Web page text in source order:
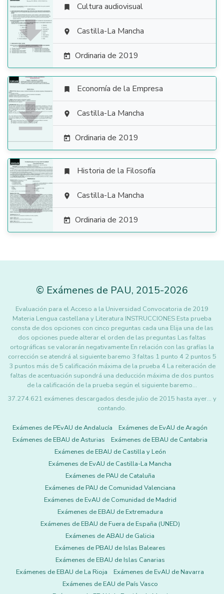

 Cultura audiovisual
 Castilla-La Mancha
 Ordinaria de 2019

 Economía de la Empresa
 Castilla-La Mancha
 Ordinaria de 2019

 Historia de la Filosofía
 Castilla-La Mancha
 Ordinaria de 2019
© Exámenes de PAU, 2015-2026
Evaluación para el Acceso a la Universidad Convocatoria de 2019
Materia Lengua castellana y Literatura INSTRUCCIONES Esta prueba
consta de dos opciones con cinco preguntas cada una Elija una de las
dos opciones puede alterar el orden de las preguntas Las faltas
ortográficas se valorarán negativamente En relación con las grafías la
corrección se atendrá al siguiente baremo 3 faltas 1 punto 4 2 puntos 5
3 puntos más de 5 calificación máxima de la prueba 4 La reiteración de
faltas de acentuación supondrá una deducción máxima de dos puntos
de la calificación de la prueba según el siguiente baremo…
37.274.621 exámenes descargados desde julio de 2015 hasta ayer... y
contando.
Exámenes de PEvAU de Andalucía
Exámenes de EvAU de Aragón
Exámenes de EBAU de Asturias
Exámenes de EBAU de Cantabria
Exámenes de EBAU de Castilla y León
Exámenes de EvAU de Castilla-La Mancha
Exámenes de PAU de Cataluña
Exámenes de PAU de Comunidad Valenciana
Exámenes de EvAU de Comunidad de Madrid
Exámenes de EBAU de Extremadura
Exámenes de EBAU de Fuera de España (UNED)
Exámenes de ABAU de Galicia
Exámenes de PBAU de Islas Baleares
Exámenes de EBAU de Islas Canarias
Exámenes de EBAU de La Rioja
Exámenes de EvAU de Navarra
Exámenes de EAU de País Vasco